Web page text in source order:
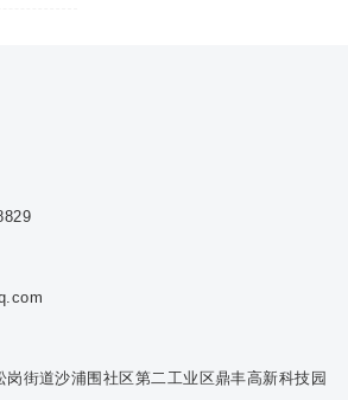
岗街道沙浦围社区第二工业区鼎丰高新科技园